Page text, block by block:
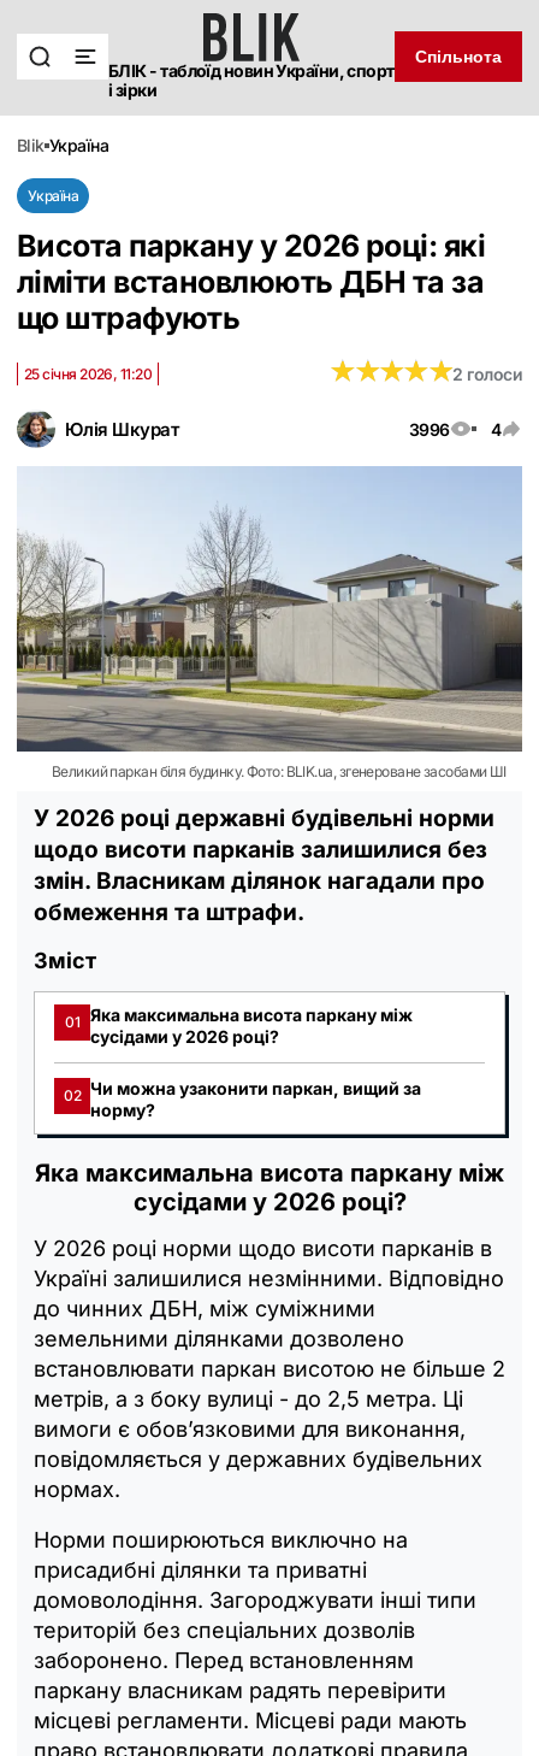
БЛІК - таблоїд новин України, спорт
і зірки
Спільнота
blik україна
Україна
Висота паркану у 2026 році: які
ліміти встановлюють ДБН та за
що штрафують
Юлія Шкурат 3996 4
25 січня 2026, 11:20 ★★★★★
★★★★★2 голоси
Великий паркан біля будинку. Фото: BLIK.ua, згенероване засобами ШІ
У 2026 році державні будівельні норми
щодо висоти парканів залишилися без
змін. Власникам ділянок нагадали про
обмеження та штрафи.
Зміст
01 Яка максимальна висота паркану між
сусідами у 2026 році?
02 Чи можна узаконити паркан, вищий за
норму?
Яка максимальна висота паркану між
сусідами у 2026 році?
У 2026 році норми щодо висоти парканів в
Україні залишилися незмінними. Відповідно
до чинних ДБН, між суміжними
земельними ділянками дозволено
встановлювати паркан висотою не більше 2
метрів, а з боку вулиці - до 2,5 метра. Ці
вимоги є обов’язковими для виконання,
повідомляється у державних будівельних
нормах.
Норми поширюються виключно на
присадибні ділянки та приватні
домоволодіння. Загороджувати інші типи
територій без спеціальних дозволів
заборонено. Перед встановленням
паркану власникам радять перевірити
місцеві регламенти. Місцеві ради мають
право встановлювати додаткові правила